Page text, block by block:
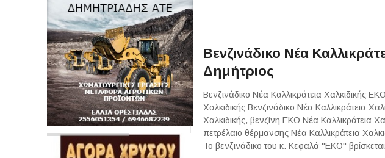
Βενζινάδικο Νέα
Δημήτριος
Βενζινάδικο Νέα Καλλικράτεια Χαλκιδικής
Χαλκιδικής Βενζινάδικο Νέα Καλλικράτεια
Χαλκιδικής, βενζίνη ΕΚΟ Νέα Καλλικράτεια
πετρέλαιο θέρμανσης Νέα Καλλικράτεια
Το βενζινάδικο του κ. Κεφαλά "ΕΚΟ"